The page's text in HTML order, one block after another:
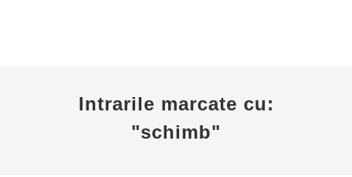
Intrarile marcate cu:
"schimb"